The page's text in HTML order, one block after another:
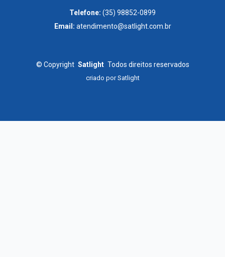
Telefone: (35) 98852-0899
Email: atendimento@satlight.com.br
© Copyright Satlight Todos direitos reservados
criado porSatlight